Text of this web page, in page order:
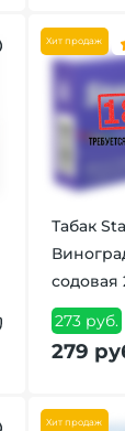
Хит продаж
Табак
содовая
273 руб.
279
Хит продаж